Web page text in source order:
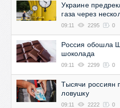
Украине
газа через
09:11 2295 0
Россия обошла
шоколада
09:11 2299 0
Тысячи россиян
ловушку
09:11 2222 0